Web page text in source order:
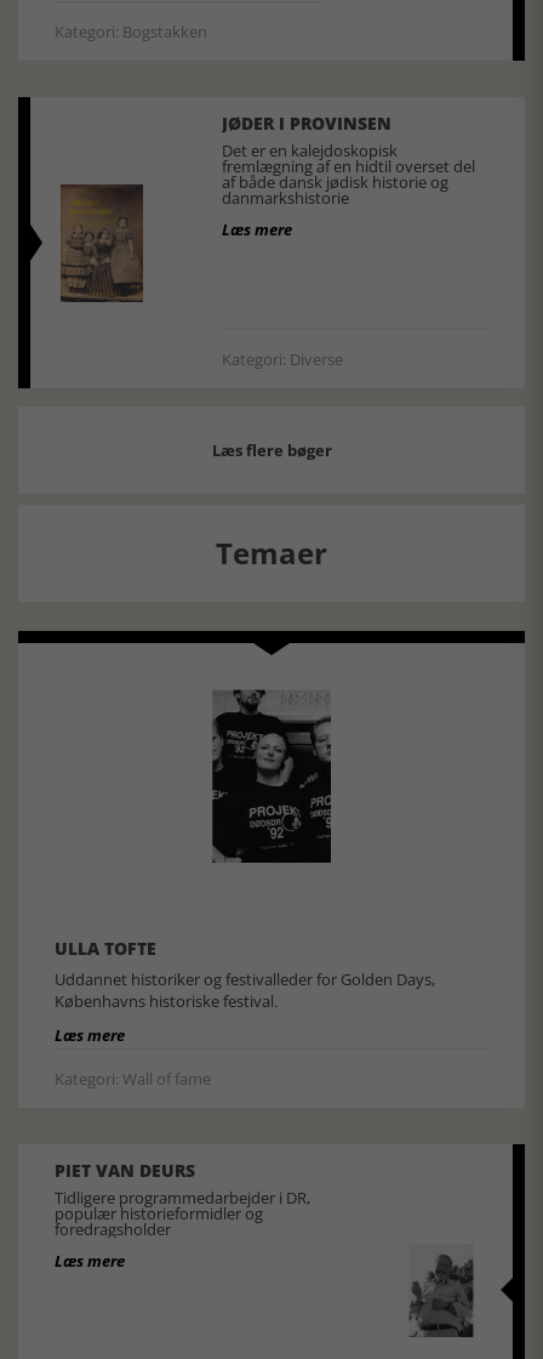
Kategori: Bogstakken
JØDER I PROVINSEN
Det er en kalejdoskopisk
fremlægning af en hidtil overset del
af både dansk jødisk historie og
danmarkshistorie
Læs mere
Kategori: Diverse
Læs flere bøger
Temaer
ULLA TOFTE
Uddannet historiker og festivalleder for Golden Days,
Københavns historiske festival.
Læs mere
Kategori: Wall of fame
PIET VAN DEURS
Tidligere programmedarbejder i DR,
populær historieformidler og
foredragsholder
Læs mere